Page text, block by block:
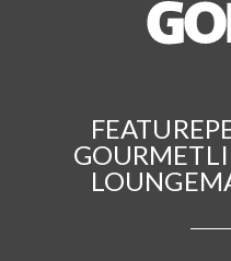
FEATURE
GOURMET
LOUNGE